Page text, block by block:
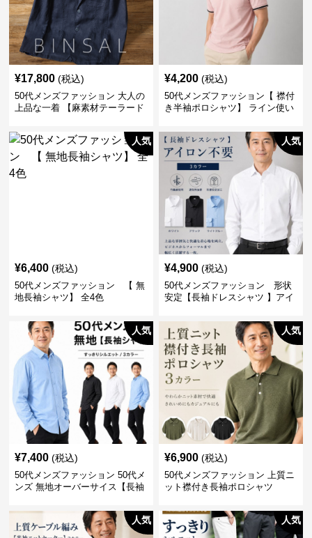
¥17,800 (税込)
50代メンズファッション 大人の
上品な一着 【麻素材テーラード
¥4,200 (税込)
50代メンズファッション【 襟付
き半袖ポロシャツ】 ライン使い
人気
¥6,400 (税込)
50代メンズファッション 【 無
地長袖シャツ】 全4色
人気
¥4,900 (税込)
50代メンズファッション 形状
安定【長袖ドレスシャツ 】アイ
人気
¥7,400 (税込)
50代メンズファッション 50代メ
ンズ 無地オーバーサイス【長袖
人気
¥6,900 (税込)
50代メンズファッション 上質ニ
ット襟付き長袖ポロシャツ
人気 人気